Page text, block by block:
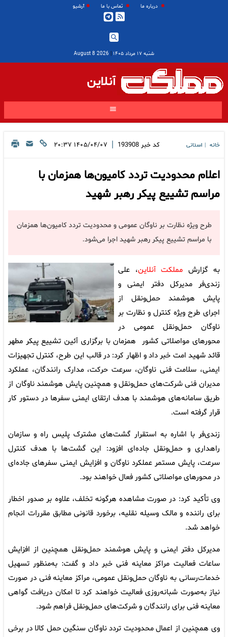
درباره ما تماس با ما آرشیو
شنبه ۱۷ مرداد ۱۴۰۵ |
2026 August 8
آنلاین
خانه استانی کد خبر 193908
| ۱۴۰۵/۰۴/۰۷ ۲۰:۳۷
اعلام محدودیت تردد کامیون‌ها همزمان با
مراسم تشییع پیکر رهبر شهید
طرح ویژه نظارت بر ناوگان عمومی و محدودیت تردد کامیون‌ها همزمان
با مراسم تشییع پیکر رهبر شهید اجرا می‌شود.
به گزارش مملکت آنلاین، علی
زندی‌فر مدیرکل دفتر ایمنی و
پایش هوشمند حمل‌ونقل از
اجرای طرح ویژه کنترل و نظارت بر
ناوگان حمل‌ونقل عمومی در
محورهای مواصلاتی کشور همزمان با برگزاری آئین تشییع پیکر مطهر
قائد شهید امت خبر داد و اظهار کرد: در قالب این طرح، کنترل تجهیزات
ایمنی، سلامت فنی ناوگان، سرعت حرکت، مدارک رانندگان، عملکرد
مدیران فنی شرکت‌های حمل‌ونقل و همچنین پایش هوشمند ناوگان از
طریق سامانه‌های هوشمند با هدف ارتقای ایمنی سفرها در دستور کار
قرار گرفته است.
زندی‌فر با اشاره به استقرار گشت‌های مشترک پلیس راه و سازمان
راهداری و حمل‌ونقل جاده‌ای افزود: این گشت‌ها با هدف کنترل
سرعت، پایش مستمر عملکرد ناوگان و افزایش ایمنی سفرهای جاده‌ای
در محورهای مواصلاتی کشور فعال خواهند بود.
وی تأکید کرد: در صورت مشاهده هرگونه تخلف، علاوه بر صدور اخطار
برای راننده و مالک وسیله نقلیه، برخورد قانونی مطابق مقررات انجام
خواهد شد.
مدیرکل دفتر ایمنی و پایش هوشمند حمل‌ونقل همچنین از افزایش
ساعات فعالیت مراکز معاینه فنی خبر داد و گفت: به‌منظور تسهیل
خدمات‌رسانی به ناوگان حمل‌ونقل عمومی، مراکز معاینه فنی در صورت
نیاز به‌صورت شبانه‌روزی فعالیت خواهند کرد تا امکان دریافت گواهی
معاینه فنی برای رانندگان و شرکت‌های حمل‌ونقل فراهم شود.
وی همچنین از اعمال محدودیت تردد ناوگان سنگین حمل کالا در برخی